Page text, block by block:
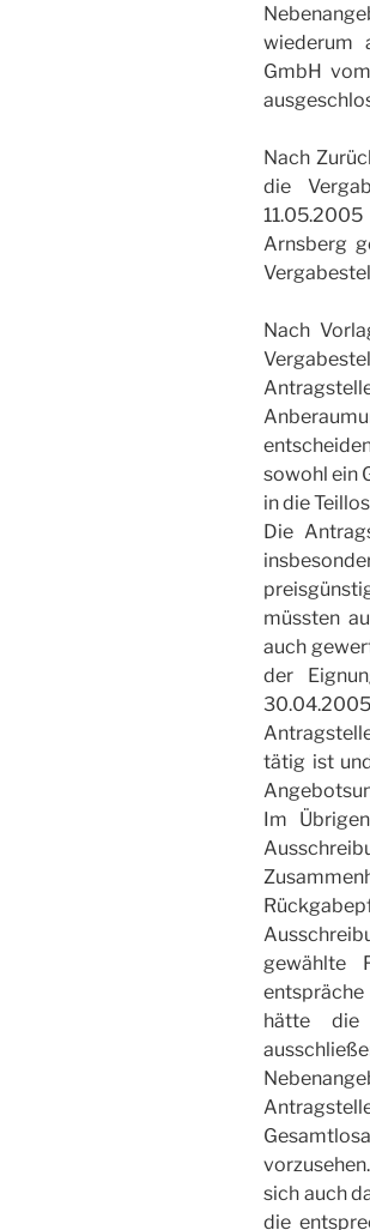
wiederum
GmbH
Nach
die
Arnsberg
Nach
sowohl ein
in die
Die
müssten
auch
der
tätig ist
Im
gewählte
hätte die
sich auch
die